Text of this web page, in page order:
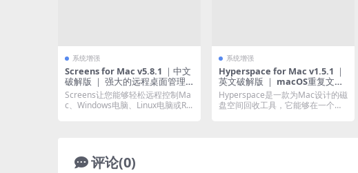
系统增强
Screens for Mac v5.8.1 ｜中文
破解版 ｜ 强大的远程桌面管理
工具
Screens让您能够轻松远程控制Ma
c、Windows电脑、Linux电脑或R...
系统增强
Hyperspace for Mac v1.5.1 ｜
英文破解版 ｜ macOS重复文件
查找清理工具
Hyperspace是一款为Mac设计的磁
盘空间回收工具，它能够在一个或
评论(0)